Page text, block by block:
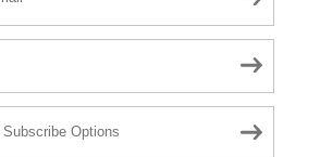
Subscribe Options